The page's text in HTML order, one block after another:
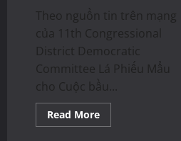
Theo nguồn tin trên mạng
của 11th Congressional
District Democratic
Committee Lá Phiếu Mẩu
cho Cuộc bầu...
Read MoreRead
more